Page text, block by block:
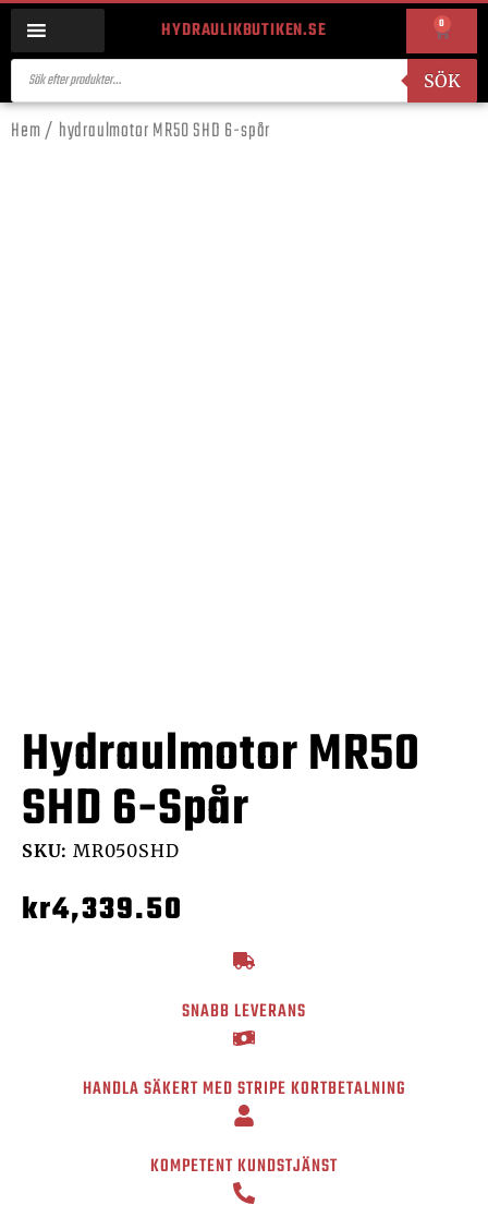
HYDRAULIKBUTIKEN.SE 0
SÖK
Hem/ hydraulmotor MR50 SHD 6-spår
Hydraulmotor MR50
SHD 6-Spår
SKU: MR050SHD
kr4,339.50
SNABB LEVERANS
HANDLA SÄKERT MED STRIPE KORTBETALNING
KOMPETENT KUNDSTJÄNST